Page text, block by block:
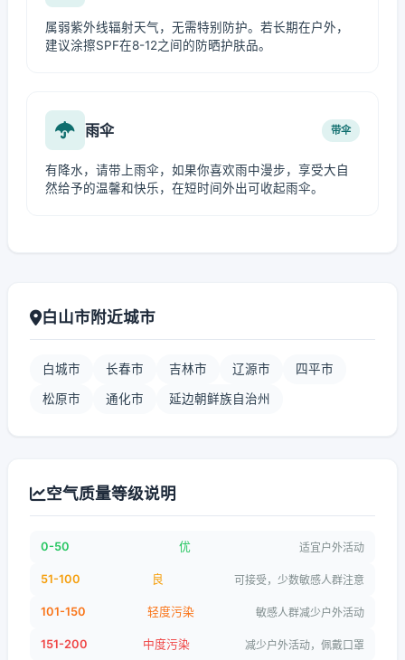
属弱紫外线辐射天气，无需特别防护。若长期在户外，
建议涂擦SPF在8-12之间的防晒护肤品。
雨伞 带伞
有降水，请带上雨伞，如果你喜欢雨中漫步，享受大自
然给予的温馨和快乐，在短时间外出可收起雨伞。
白山市附近城市
白城市 长春市 吉林市 辽源市 四平市
松原市 通化市 延边朝鲜族自治州
空气质量等级说明
0-50 优 适宜户外活动
51-100 良 可接受，少数敏感人群注意
101-150 轻度污染 敏感人群减少户外活动
151-200 中度污染 减少户外活动，佩戴口罩